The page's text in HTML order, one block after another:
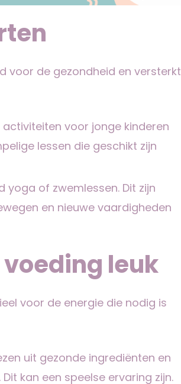
voor de gezondheid en versterkt
voor jonge kinderen
lessen die geschikt zijn
of zwemlessen. Dit zijn
en nieuwe vaardigheden
leuk
voor de energie die nodig is
uit gezonde ingrediënten en
kan een speelse ervaring zijn.